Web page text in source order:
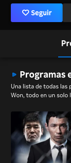
Seguir
Programas
Una lista de todas las
Won, todo en un solo